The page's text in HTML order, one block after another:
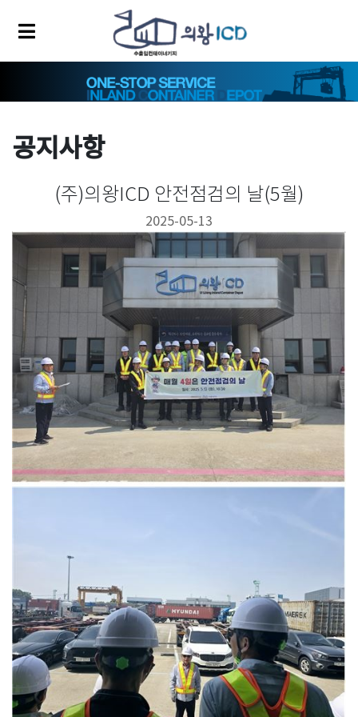
공지사항
(주)의왕ICD 안전점검의 날(5월)
2025-05-13